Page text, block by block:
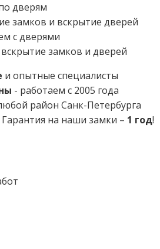
дверям
замков и вскрытие дверей
с дверями
замков и дверей
и опытные специалисты
- работаем с 2005 года
район Санк-Петербурга
Гарантия на наши замки – 1 год!